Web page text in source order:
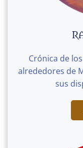
Crónica de
alrededores de
sus